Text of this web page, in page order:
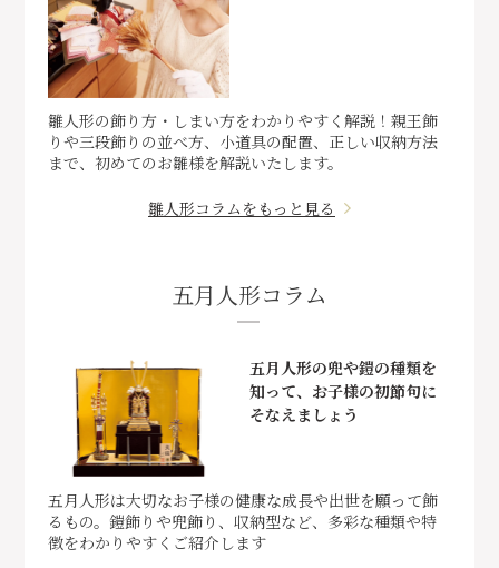
雛人形の飾り方・しまい方をわかりやすく解説！親王飾
りや三段飾りの並べ方、小道具の配置、正しい収納方法
まで、初めてのお雛様を解説いたします。
雛人形コラムをもっと見る
五月人形コラム
五月人形の兜や鎧の種類を
知って、お子様の初節句に
そなえましょう
五月人形は大切なお子様の健康な成長や出世を願って飾
るもの。鎧飾りや兜飾り、収納型など、多彩な種類や特
徴をわかりやすくご紹介します